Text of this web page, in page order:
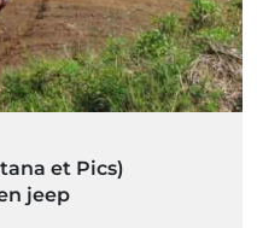
et Pics)
jeep